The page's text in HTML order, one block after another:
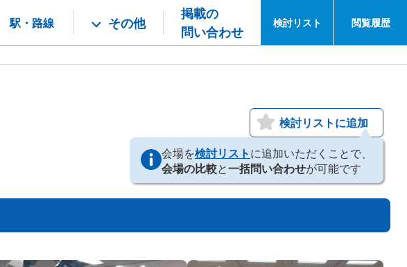
駅・路線 その他
掲載の
問い合わせ
検討リスト 閲覧履歴
検討リストに追加
会場を検討リストに追加いただくことで、
会場の比較と一括問い合わせが可能です